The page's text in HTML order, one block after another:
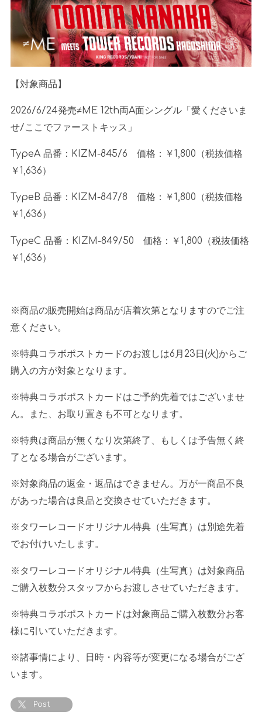
【対象商品】
2026/6/24発売≠ME 12th両A面シングル「愛くださいま
せ/ここでファーストキッス」
TypeA 品番： KIZM-845/6 価格：￥ 1,800 （税抜価格
￥ 1,636）
TypeB 品番： KIZM-847/8 価格：￥ 1,800 （税抜価格
￥ 1,636）
TypeC 品番： KIZM-849/50 価格：￥1,800 （税抜価格
￥1,636）
※商品の販売開始は商品が店着次第となりますのでご注
意ください。
※特典コラボポストカードのお渡しは6 月 23 日 (火)からご
購入の方が対象となります。
※特典コラボポストカードはご予約先着ではございませ
ん。また、お取り置きも不可となります。
※特典は商品が無くなり次第終了、もしくは予告無く終
了となる場合がございます。
※対象商品の返金・返品はできません。万が一商品不良
があった場合は良品と交換させていただきます。
※タワーレコードオリジナル特典（生写真）は別途先着
でお付けいたします。
※タワーレコードオリジナル特典（生写真）は対象商品
ご購入枚数分スタッフからお渡しさせていただきます。
※特典コラボポストカードは対象商品ご購入枚数分お客
様に引いていただきます。
※諸事情により、日時・内容等が変更になる場合がござ
います。
Post